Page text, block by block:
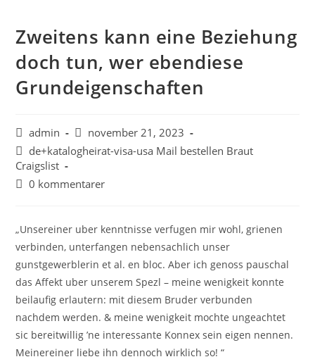
Zweitens kann eine Beziehung
doch tun, wer ebendiese
Grundeigenschaften
admin
november 21, 2023
de+katalogheirat-visa-usa Mail bestellen Braut
Craigslist
0 kommentarer
„Unsereiner uber kenntnisse verfugen mir wohl, grienen
verbinden, unterfangen nebensachlich unser
gunstgewerblerin et al. en bloc. Aber ich genoss pauschal
das Affekt uber unserem Spezl – meine wenigkeit konnte
beilaufig erlautern: mit diesem Bruder verbunden
nachdem werden. & meine wenigkeit mochte ungeachtet
sic bereitwillig ’ne interessante Konnex sein eigen nennen.
Meinereiner liebe ihn dennoch wirklich so! “